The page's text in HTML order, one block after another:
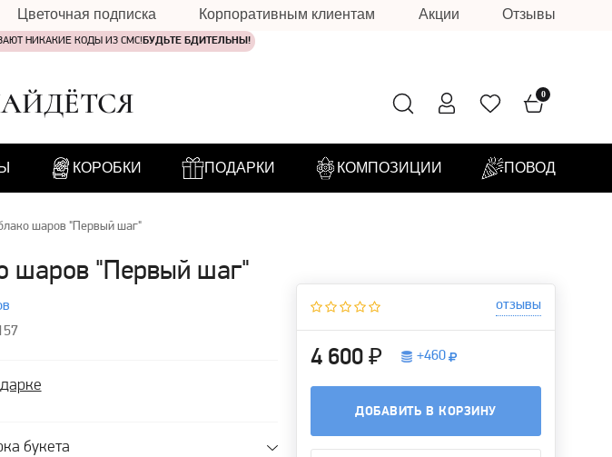
Цветочная подписка Корпоративным клиентам Акции Отзывы
НИКАКИЕ КОДЫ ИЗ СМС! БУДЬТЕ БДИТЕЛЬНЫ!
0
КОРОБКИ ПОДАРКИ КОМПОЗИЦИИ ПОВОД
шаров "Первый шаг"
шаров "Первый шаг"
букета
отзывы
4 600 ₽ +460
ДОБАВИТЬ В КОРЗИНУ